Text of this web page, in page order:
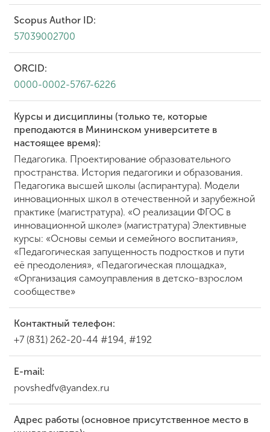
Scopus Author ID:
57039002700
ORCID:
0000-0002-5767-6226
Курсы и дисциплины (только те, которые
преподаются в Мининском университете в
настоящее время):
Педагогика. Проектирование образовательного
пространства. История педагогики и образования.
Педагогика высшей школы (аспирантура). Модели
инновационных школ в отечественной и зарубежной
практике (магистратура). «О реализации ФГОС в
инновационной школе» (магистратура) Элективные
курсы: «Основы семьи и семейного воспитания»,
«Педагогическая запущенность подростков и пути
её преодоления», «Педагогическая площадка»,
«Организация самоуправления в детско-взрослом
сообществе»
Контактный телефон:
+7 (831) 262-20-44 #194, #192
E-mail:
povshedfv@yandex.ru
Адрес работы (основное присутственное место в